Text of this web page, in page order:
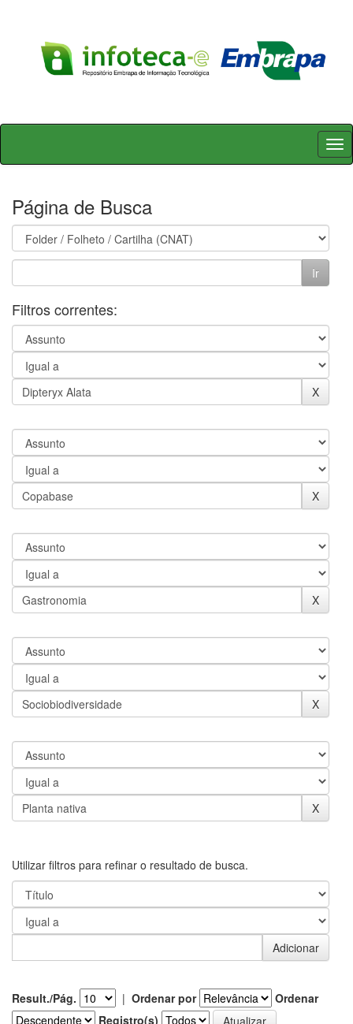
Skip
Página de Busca
Filtros correntes:
Utilizar filtros para refinar o resultado de busca.
Result./Pág. | Ordenar por
Ordenar
Registro(s)